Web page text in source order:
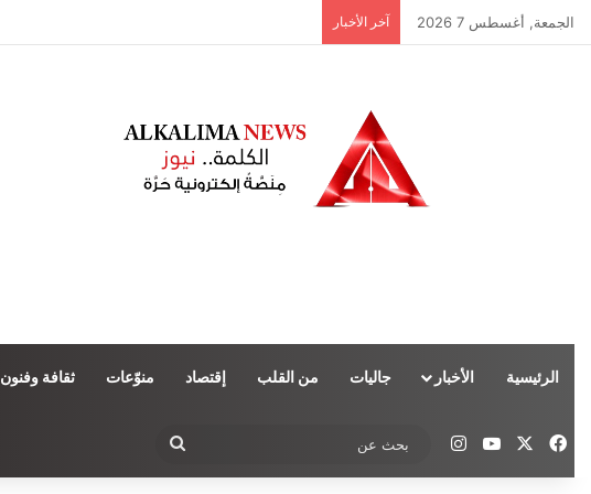
الجمعة, أغسطس 7 2026 آخر الأخبار
الرئيسية الأخبار جاليات من القلب إقتصاد منوّعات ثقافة وفنون
فيسبوك ‫YouTubeانستقرام
عن